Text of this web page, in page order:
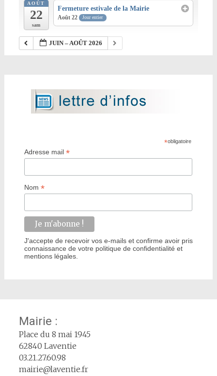
AOÛT
22
sam
Fermeture estivale de la Mairie
Août 22 Jour entier
JUIN – AOÛT 2026
*obligatoire
Adresse mail*
Nom*
J'accepte de recevoir vos e-mails et confirme avoir pris
connaissance de votre politique de confidentialité et
mentions légales.
Mairie :
Place du 8 mai 1945
62840 Laventie
03.21.27.60.98
mairie@laventie.fr